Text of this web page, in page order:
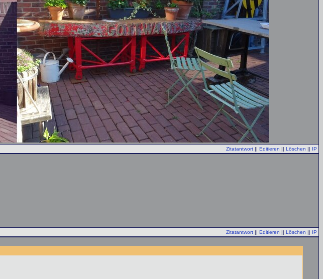
Zitatantwort || Editieren || Löschen || IP
Zitatantwort || Editieren || Löschen || IP